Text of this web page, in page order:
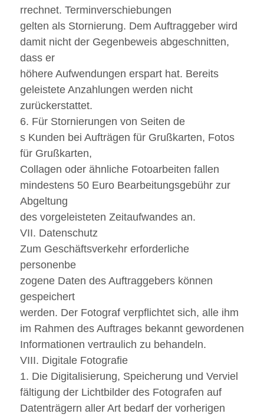
rrechnet. Terminverschiebungen
gelten als Stornierung. Dem Auftraggeber wird
damit nicht der Gegenbeweis abgeschnitten,
dass er
höhere Aufwendungen erspart hat. Bereits
geleistete Anzahlungen werden nicht
zurückerstattet.
6. Für Stornierungen von Seiten de
s Kunden bei Aufträgen für Grußkarten, Fotos
für Grußkarten,
Collagen oder ähnliche Fotoarbeiten fallen
mindestens 50 Euro Bearbeitungsgebühr zur
Abgeltung
des vorgeleisteten Zeitaufwandes an.
VII. Datenschutz
Zum Geschäftsverkehr erforderliche
personenbe
zogene Daten des Auftraggebers können
gespeichert
werden. Der Fotograf verpflichtet sich, alle ihm
im Rahmen des Auftrages bekannt gewordenen
Informationen vertraulich zu behandeln.
VIII. Digitale Fotografie
1. Die Digitalisierung, Speicherung und Verviel
fältigung der Lichtbilder des Fotografen auf
Datenträgern aller Art bedarf der vorherigen